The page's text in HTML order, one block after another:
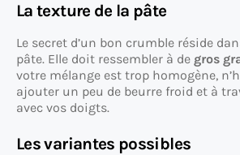
La texture de la pâte
Le secret d’un bon crumble réside
pâte. Elle doit ressembler à de gros
votre mélange est trop homogène,
ajouter un peu de beurre froid et à
avec vos doigts.
Les variantes possibles